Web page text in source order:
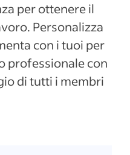
per ottenere il
Personalizza
con i tuoi per
professionale con
di tutti i membri